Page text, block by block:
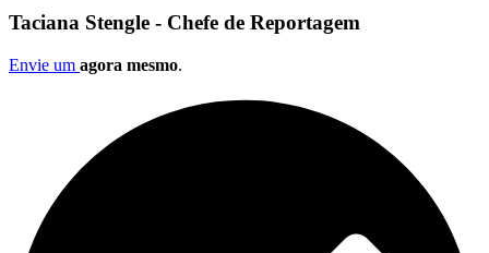
Taciana Stengle - Chefe de Reportagem
Envie um agora mesmo.